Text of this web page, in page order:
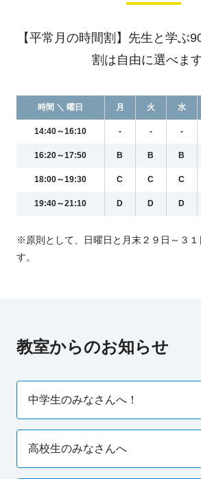
【平常月の時間割】先生と学ぶ
割は自由に選べます
時間 ＼ 曜日 月 火 水
14:40～16:10 - - -
16:20～17:50 B B B
18:00～19:30 C C C
19:40～21:10 D D D
※原則として、日曜日と月末２９日～３
す。
教室からのお知らせ
中学生のみなさんへ！
高校生のみなさんへ